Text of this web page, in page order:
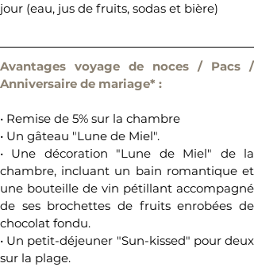
jour (eau, jus de fruits, sodas et bière)
Avantages voyage de noces / Pacs /
Anniversaire de mariage* :
• Remise de 5% sur la chambre
• Un gâteau "Lune de Miel".
• Une décoration "Lune de Miel" de la
chambre, incluant un bain romantique et
une bouteille de vin pétillant accompagné
de ses brochettes de fruits enrobées de
chocolat fondu.
• Un petit-déjeuner "Sun-kissed" pour deux
sur la plage.